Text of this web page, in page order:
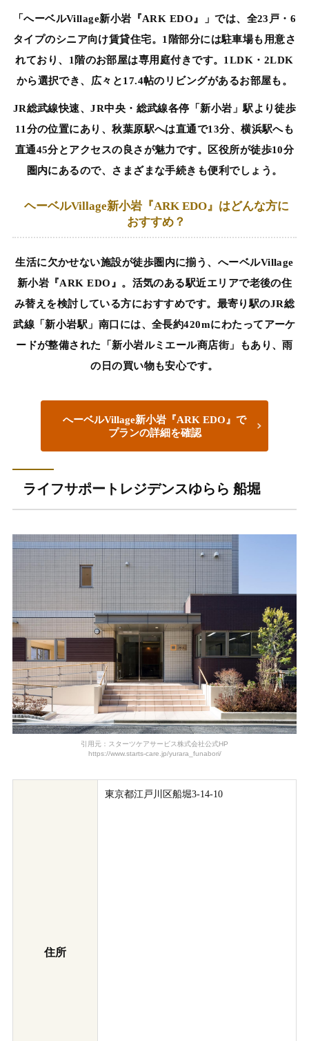
「へーベルVillage新小岩『ARK EDO』」では、全23戸・6
タイプのシニア向け賃貸住宅。1階部分には駐車場も用意さ
れており、1階のお部屋は専用庭付きです。1LDK・2LDK
から選択でき、広々と17.4帖のリビングがあるお部屋も。
JR総武線快速、JR中央・総武線各停「新小岩」駅より徒歩
11分の位置にあり、秋葉原駅へは直通で13分、横浜駅へも
直通45分とアクセスの良さが魅力です。区役所が徒歩10分
圏内にあるので、さまざまな手続きも便利でしょう。
ヘーベルVillage新小岩『ARK EDO』はどんな方に
おすすめ？
生活に欠かせない施設が徒歩圏内に揃う、へーベルVillage
新小岩『ARK EDO』。活気のある駅近エリアで老後の住
み替えを検討している方におすすめです。最寄り駅のJR総
武線「新小岩駅」南口には、全長約420mにわたってアーケ
ードが整備された「新小岩ルミエール商店街」もあり、雨
の日の買い物も安心です。
へーベルVillage新小岩『ARK EDO』で
プランの詳細を確認
ライフサポートレジデンスゆらら 船堀
引用元：スターツケアサービス株式会社公式HP
https://www.starts-care.jp/yurara_funabori/
住所
東京都江戸川区船堀3-14-10